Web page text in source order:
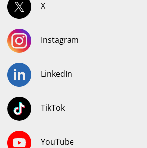
X
Instagram
LinkedIn
TikTok
YouTube